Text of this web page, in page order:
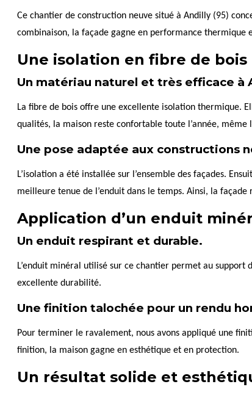
Ce chantier de construction neuve situé à Andilly (95)
combinaison, la façade gagne en performance thermique
Une isolation en fibre de
Un matériau naturel et très efficace à
La fibre de bois offre une excellente isolation thermique.
qualités, la maison reste confortable toute l’année,
Une pose adaptée aux constructions
L’isolation a été installée sur l’ensemble des façades.
meilleure tenue de l’enduit dans le temps. Ainsi, la façade
Application d’un enduit
Un enduit respirant et durable.
L’enduit minéral utilisé sur ce chantier permet au
excellente durabilité.
Une finition talochée pour un rendu
Pour terminer le ravalement, nous avons appliqué une
finition, la maison gagne en esthétique et en protection.
Un résultat solide et